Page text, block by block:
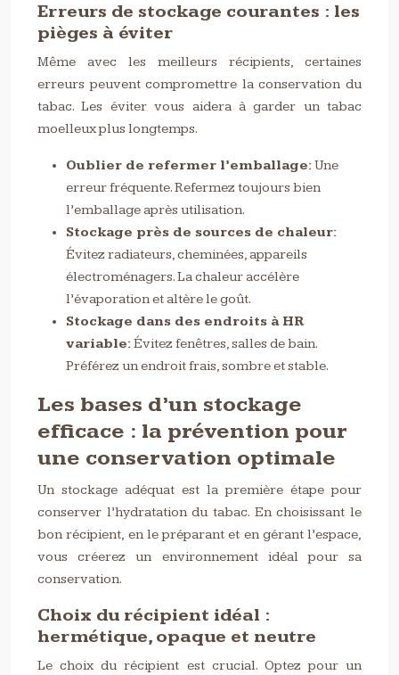
Erreurs de stockage courantes : les
pièges à éviter
Même avec les meilleurs récipients, certaines
erreurs peuvent compromettre la conservation du
tabac. Les éviter vous aidera à garder un tabac
moelleux plus longtemps.
Oublier de refermer l’emballage:Une
erreur fréquente. Refermez toujours bien
l’emballage après utilisation.
Stockage près de sources de chaleur:
Évitez radiateurs, cheminées, appareils
électroménagers. La chaleur accélère
l’évaporation et altère le goût.
Stockage dans des endroits à HR
variable:Évitez fenêtres, salles de bain.
Préférez un endroit frais, sombre et stable.
Les bases d’un stockage
efficace : la prévention pour
une conservation optimale
Un stockage adéquat est la première étape pour
conserver l’hydratation du tabac. En choisissant le
bon récipient, en le préparant et en gérant l’espace,
vous créerez un environnement idéal pour sa
conservation.
Choix du récipient idéal :
hermétique, opaque et neutre
Le choix du récipient est crucial. Optez pour un